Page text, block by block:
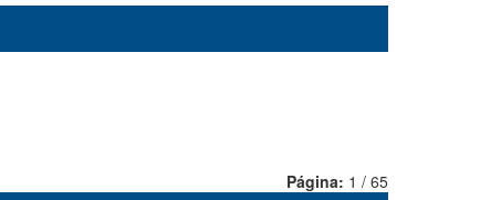
Página: 1 / 65